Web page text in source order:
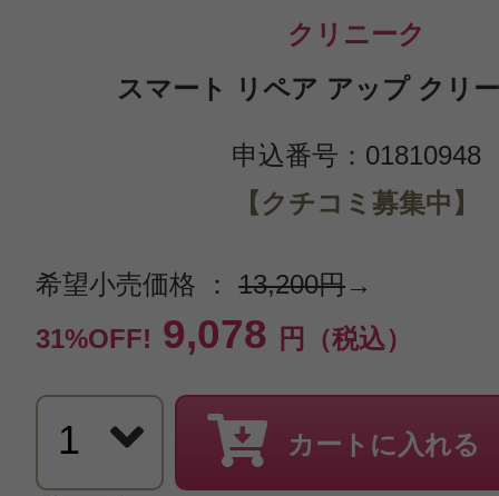
クリニーク
スマート リペア アップ クリ
申込番号：01810948
【クチコミ募集中】
希望小売価格 ： 13,200円→
31%OFF! 9,078 円（税込）
カートに入れる